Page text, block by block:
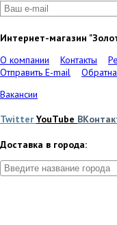
Интернет-магазин
О компании
Контакты
Отправить E-mail
Вакансии
Twitter YouTube
Доставка в города: